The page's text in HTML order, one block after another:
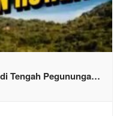
Tengah Pegununga…